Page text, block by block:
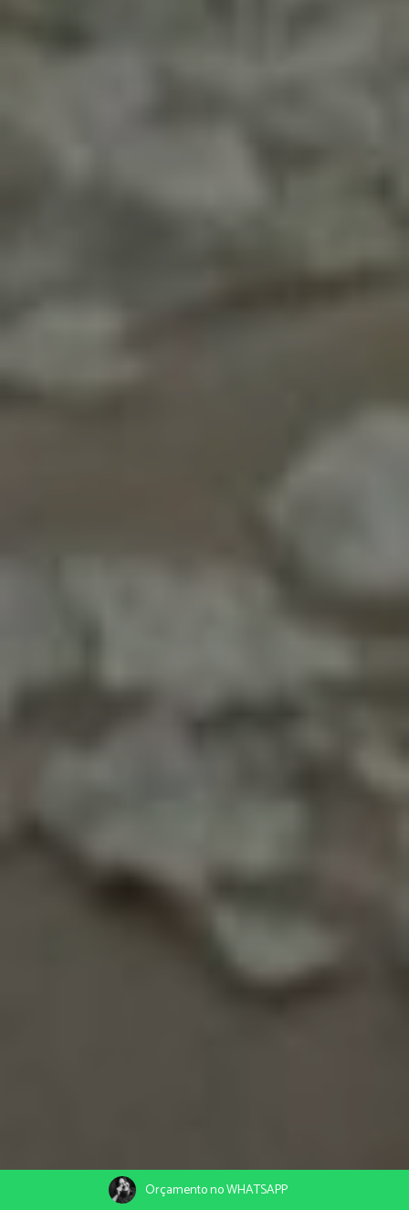
Orçamento no WHATSAPP